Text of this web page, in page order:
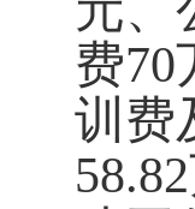
费70
训费
58.82